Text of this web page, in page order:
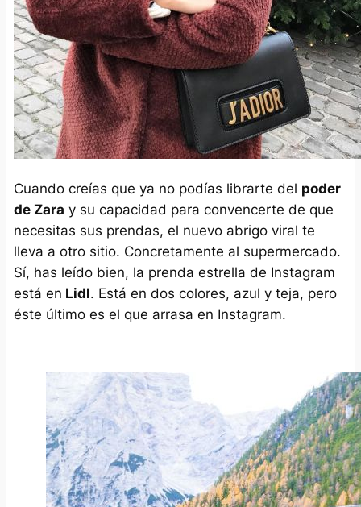
Cuando creías que ya no podías librarte del poder
de Zara y su capacidad para convencerte de que
necesitas sus prendas, el nuevo abrigo viral te
lleva a otro sitio. Concretamente al supermercado.
Sí, has leído bien, la prenda estrella de Instagram
está en Lidl. Está en dos colores, azul y teja, pero
éste último es el que arrasa en Instagram.